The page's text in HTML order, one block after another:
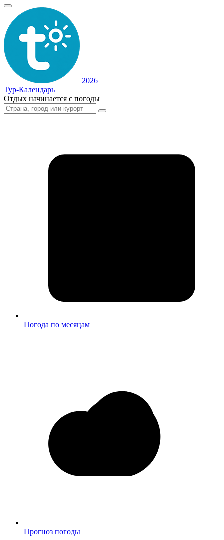
2026
Тур-Календарь
Отдых начинается с погоды
Погода по месяцам
Прогноз погоды